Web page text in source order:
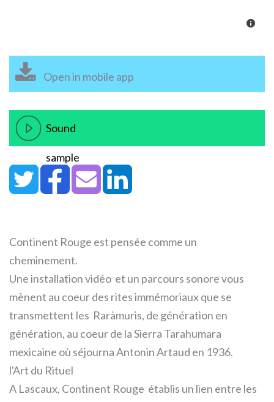
Open in mobile app
Sound
sample
Continent Rouge est pensée comme un
cheminement.
Une installation vidéo et un parcours sonore vous
mènent au coeur des rites immémoriaux que se
transmettent les Raràmuris, de génération en
génération, au coeur de la Sierra Tarahumara
mexicaine où séjourna Antonin Artaud en 1936.
l'Art du Rituel
A Lascaux, Continent Rouge établis un lien entre les